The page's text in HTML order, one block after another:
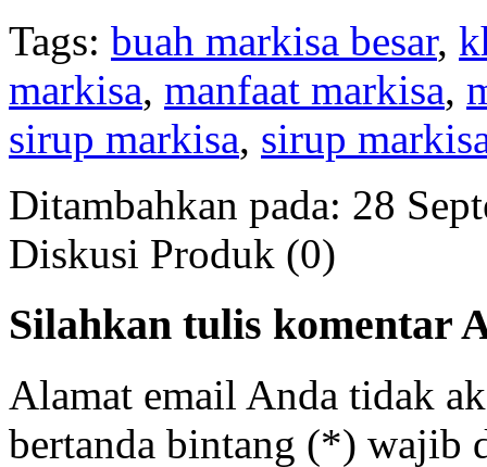
Tags: buah markisa besar,
markisa, manfaat markisa,
sirup markisa, sirup
Ditambahkan pada: 28
Diskusi Produk (0)
Silahkan tulis komentar
Alamat email Anda tidak
bertanda bintang (*) wajib